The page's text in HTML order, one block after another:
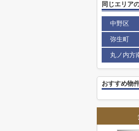
同じエリア
中野区
弥生町
丸ノ内方
おすすめ物